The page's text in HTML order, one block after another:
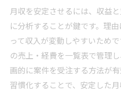
月収を安定させるには、収益
に分析することが鍵です。理
って収入が変動しやすいため
の売上・経費を一覧表で管理
画的に案件を受注する方法が
習慣化することで、安定した月